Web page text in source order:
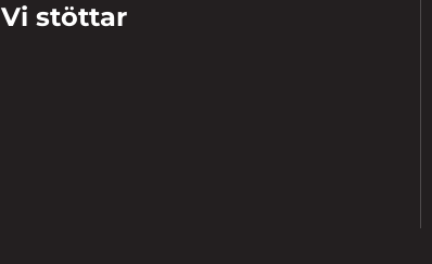
Vi stöttar